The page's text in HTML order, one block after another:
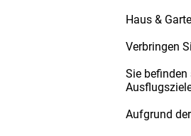
Haus &
Verbringen
Sie befinden
Aufgrund